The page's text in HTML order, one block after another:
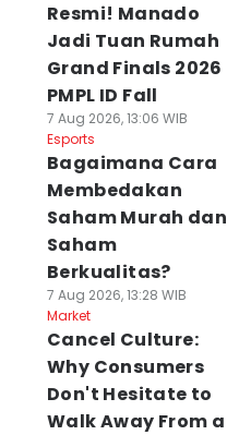
Resmi! Manado
Jadi Tuan Rumah
Grand Finals 2026
PMPL ID Fall
7 Aug 2026, 13:06 WIB
Esports
Bagaimana Cara
Membedakan
Saham Murah dan
Saham
Berkualitas?
7 Aug 2026, 13:28 WIB
Market
Cancel Culture:
Why Consumers
Don't Hesitate to
Walk Away From a